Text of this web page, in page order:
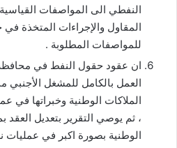
النفطي الى المواصفات
المقاول والإجراءات المتخذة
للمواصفات المطلوبة .
ان عقود حقول النفط في
العمل بالكامل للمشغل
الملاكات الوطنية وخبراتها في
، ثم يوصي التقرير بتعديل
الوطنية بصورة اكبر في